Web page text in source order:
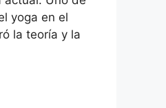
yoga en el
la teoría y la